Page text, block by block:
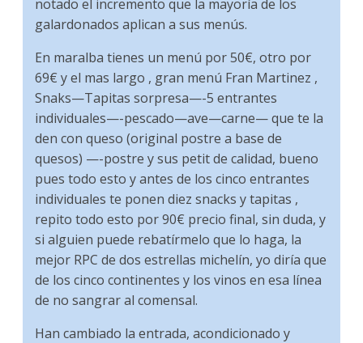
notado el incremento que la mayoría de los
galardonados aplican a sus menús.
En maralba tienes un menú por 50€, otro por
69€ y el mas largo , gran menú Fran Martinez ,
Snaks—Tapitas sorpresa—-5 entrantes
individuales—-pescado—ave—carne— que te la
den con queso (original postre a base de
quesos) —-postre y sus petit de calidad, bueno
pues todo esto y antes de los cinco entrantes
individuales te ponen diez snacks y tapitas ,
repito todo esto por 90€ precio final, sin duda, y
si alguien puede rebatírmelo que lo haga, la
mejor RPC de dos estrellas michelín, yo diría que
de los cinco continentes y los vinos en esa línea
de no sangrar al comensal.
Han cambiado la entrada, acondicionado y